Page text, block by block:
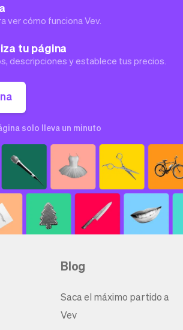
ver cómo funciona Vev.
tu página
descripciones y establece tus precios.
solo lleva un minuto
Blog
Saca el máximo partido a
Vev